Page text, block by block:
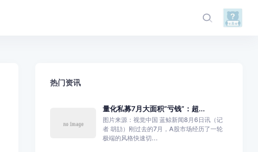
热门资讯
量化私募7月大面积“亏钱”：超...
图片来源：视觉中国 蓝鲸新闻8月6日讯（记
者 胡劼）刚过去的7月，A股市场经历了一轮
极端的风格快速切...